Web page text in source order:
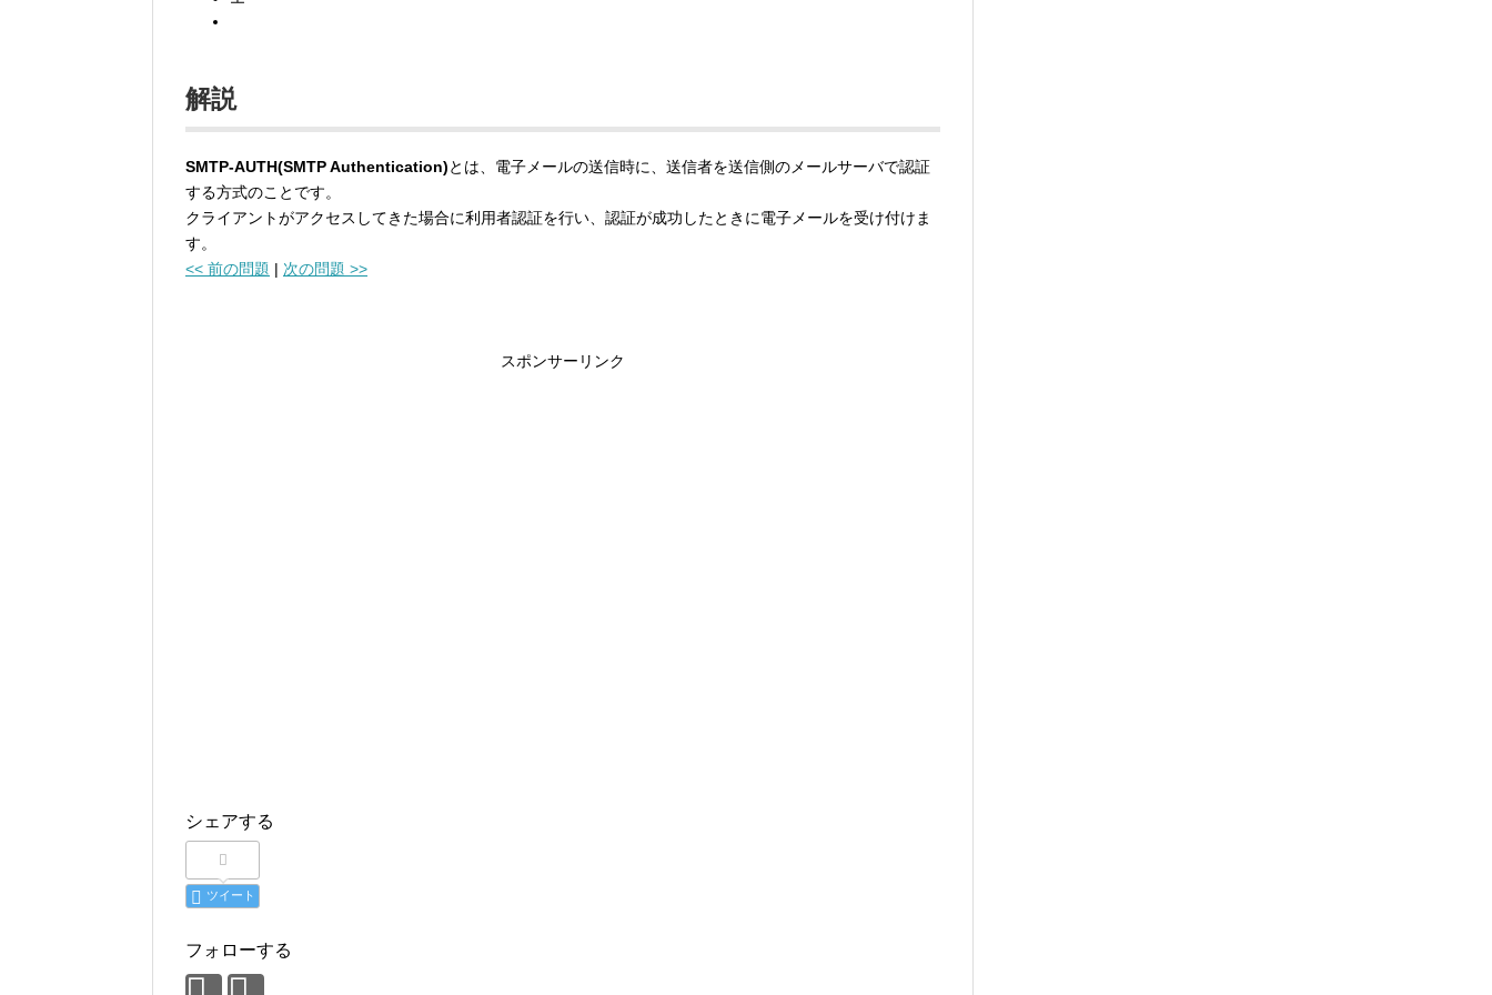
解説
SMTP-AUTH(SMTP Authentication)とは、電子メールの送信時に、送信者を送信側のメールサーバで認証
する方式のことです。
クライアントがアクセスしてきた場合に利用者認証を行い、認証が成功したときに電子メールを受け付けま
す。
<< 前の問題 | 次の問題 >>
スポンサーリンク
シェアする
ツイート
フォローする